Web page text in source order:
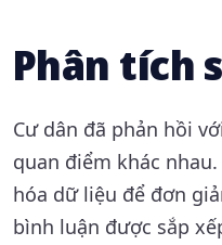
Phân tích
Cư dân đã phản hồi
quan điểm khác
hóa dữ liệu để đơn
bình luận được sắp